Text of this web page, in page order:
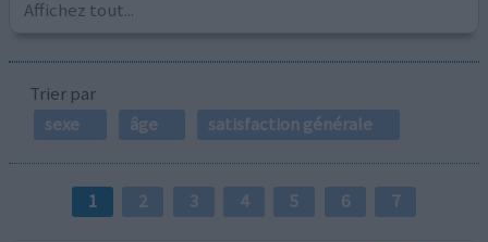
Affichez tout...
Trier par
sexe
âge satisfaction générale
1 2 3 4 5 6 7